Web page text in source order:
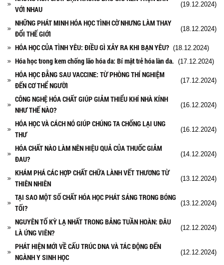
VỚI NHAU
(19.12.2024)
NHỮNG PHÁT MINH HÓA HỌC TÌNH CỜ NHƯNG LÀM THAY
ĐỔI THẾ GIỚI
(18.12.2024)
HÓA HỌC CỦA TÌNH YÊU: ĐIỀU GÌ XẢY RA KHI BẠN YÊU? (18.12.2024)
Hóa học trong kem chống lão hóa da: Bí mật trẻ hóa làn da. (17.12.2024)
HÓA HỌC ĐẰNG SAU VACCINE: TỪ PHÒNG THÍ NGHIỆM
ĐẾN CƠ THỂ NGƯỜI
(17.12.2024)
CÔNG NGHỆ HÓA CHẤT GIÚP GIẢM THIỂU KHÍ NHÀ KÍNH
NHƯ THẾ NÀO?
(16.12.2024)
HÓA HỌC VÀ CÁCH NÓ GIÚP CHÚNG TA CHỐNG LẠI UNG
THƯ
(16.12.2024)
HÓA CHẤT NÀO LÀM NÊN HIỆU QUẢ CỦA THUỐC GIẢM
ĐAU?
(14.12.2024)
KHÁM PHÁ CÁC HỢP CHẤT CHỮA LÀNH VẾT THƯƠNG TỪ
THIÊN NHIÊN
(13.12.2024)
TẠI SAO MỘT SỐ CHẤT HÓA HỌC PHÁT SÁNG TRONG BÓNG
TỐI?
(13.12.2024)
NGUYÊN TỐ KỲ LẠ NHẤT TRONG BẢNG TUẦN HOÀN: ĐÂU
LÀ ỨNG VIÊN?
(12.12.2024)
PHÁT HIỆN MỚI VỀ CẤU TRÚC DNA VÀ TÁC ĐỘNG ĐẾN
NGÀNH Y SINH HỌC
(12.12.2024)